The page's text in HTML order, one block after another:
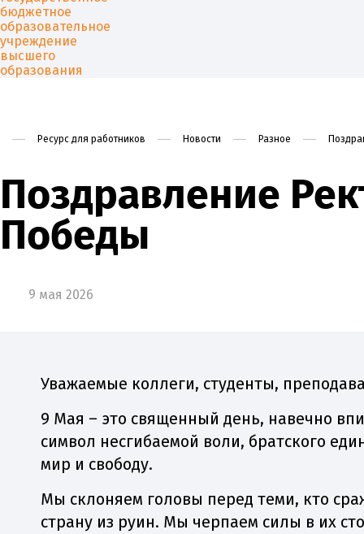
Ресурс для работников Новости Разное
Поздравление
Победы
9 мая 2026
Уважаемые коллеги, студенты,
9 Мая – это священный день, навечно
символ несгибаемой воли, братского
мир и свободу.
Мы склоняем головы перед теми, кто
страну из руин. Мы черпаем силы в их